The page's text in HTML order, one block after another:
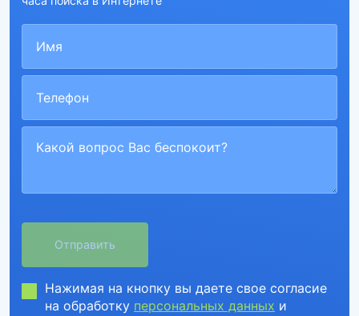
Нажимая на кнопку вы даете свое согласие
на обработку персональных данных и